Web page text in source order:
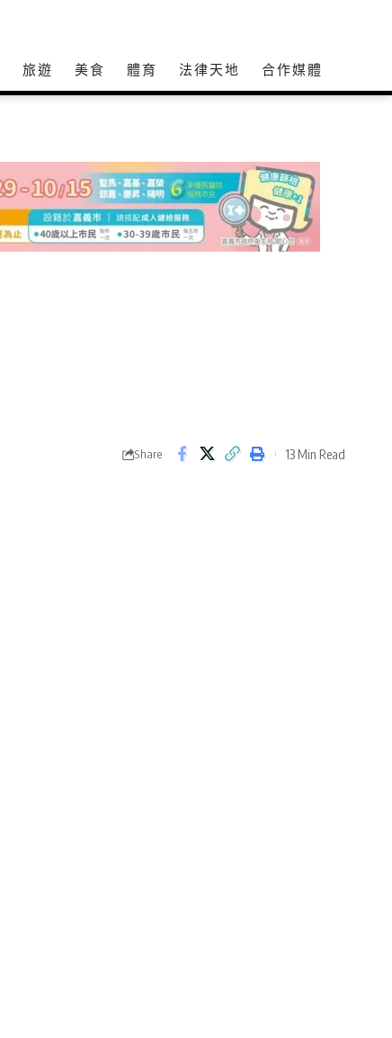
旅遊 美食 體育 法律天地 合作媒體
Share 13 Min Read